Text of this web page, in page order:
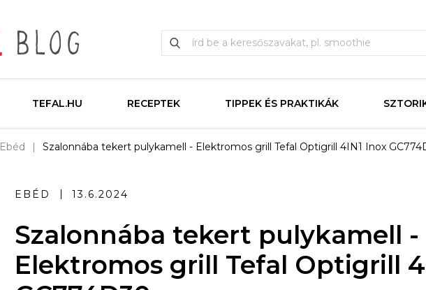
TEFAL.HU RECEPTEK TIPPEK ÉS PRAKTIKÁK
Ebéd Szalonnába tekert pulykamell - Elektromos grill Tefal Optigrill 4IN1 Inox
EBÉD 13.6.2024
Szalonnába tekert pulykamell -
Elektromos grill Tefal Optigrill